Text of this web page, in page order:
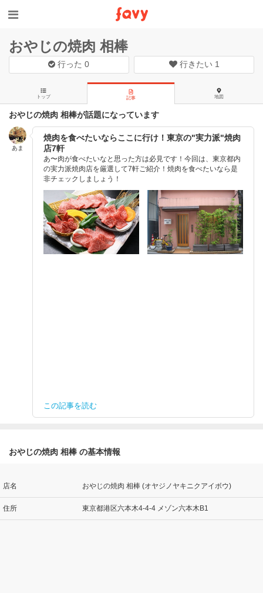
おやじの焼肉 相棒
行った0 行きたい 1
トップ 記事 地図
おやじの焼肉 相棒が話題になっています
あま
焼肉を食べたいならここに行け！東京の"実力派"焼肉
店7軒
あ〜肉が食べたいなと思った方は必見です！今回は、東京都内
の実力派焼肉店を厳選して7軒ご紹介！焼肉を食べたいなら是
非チェックしましょう！
この記事を読む
おやじの焼肉 相棒 の基本情報
店名 おやじの焼肉 相棒 (オヤジノヤキニクアイボウ)
住所 東京都港区六本木4-4-4 メゾン六本木B1